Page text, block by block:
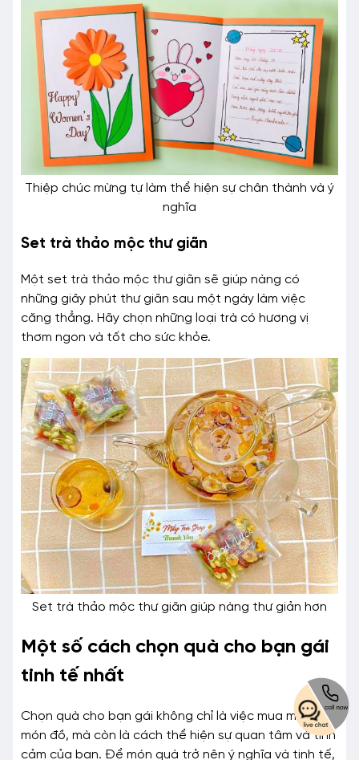
Thiệp chúc mừng tự làm thể hiện sự chân thành và ý
nghĩa
Set trà thảo mộc thư giãn
Một set trà thảo mộc thư giãn sẽ giúp nàng có
những giây phút thư giãn sau một ngày làm việc
căng thẳng. Hãy chọn những loại trà có hương vị
thơm ngon và tốt cho sức khỏe.
Set trà thảo mộc thư giãn giúp nàng thư giản hơn
Một số cách chọn quà cho bạn gái
tinh tế nhất
Chọn quà cho bạn gái không chỉ là việc mua một
món đồ, mà còn là cách thể hiện sự quan tâm và tình
cảm của bạn. Để món quà trở nên ý nghĩa và tinh tế,